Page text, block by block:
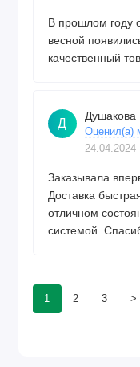
В прошлом году
весной
качественный
Д
Оценил(а)
24.04.2024
Заказывала
Доставка
отличном
системой.
1 2 3 >